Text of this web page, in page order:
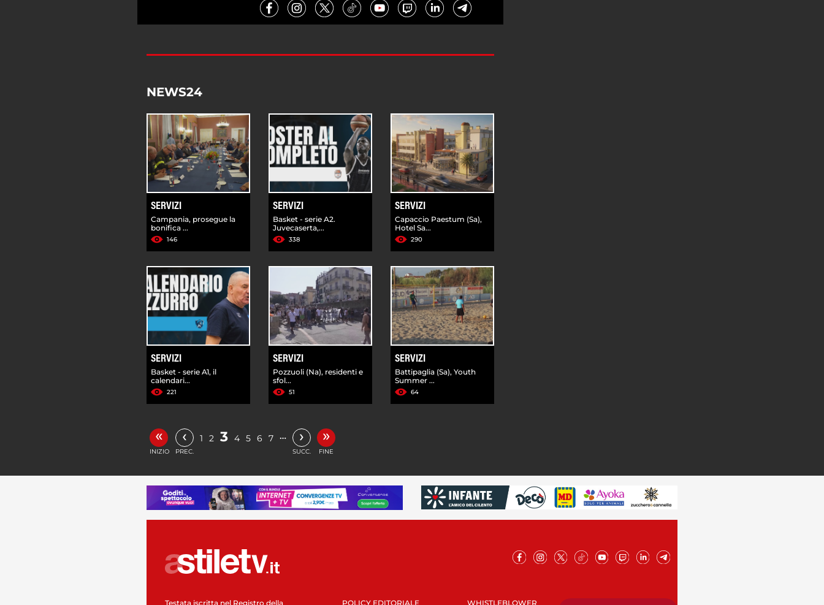
NEWS24
SERVIZI
Campania, prosegue la
bonifica ...
146
SERVIZI
Basket - serie A2.
Juvecaserta,...
338
SERVIZI
Capaccio Paestum (Sa),
Hotel Sa...
290
SERVIZI
Basket - serie A1, il
calendari...
221
SERVIZI
Pozzuoli (Na), residenti e
sfol...
51
SERVIZI
Battipaglia (Sa), Youth
Summer ...
64
«
INIZIO
‹
PREC.
1 2 3 4 5 6 7 … ›
SUCC.
»
FINE
Testata iscritta nel Registro della
POLICY EDITORIALE WHISTLEBLOWER